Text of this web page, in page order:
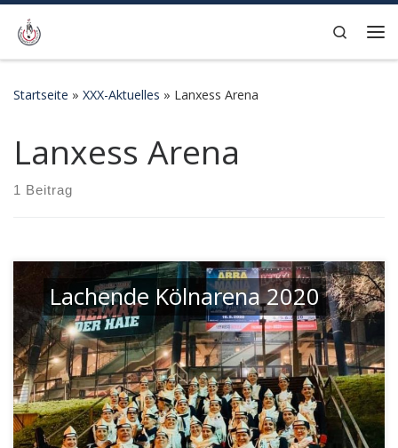
Zum Inhalt springen
Search
Startseite » XXX-Aktuelles » Lanxess Arena
Lanxess Arena
1 Beitrag
Lachende Kölnarena 2020